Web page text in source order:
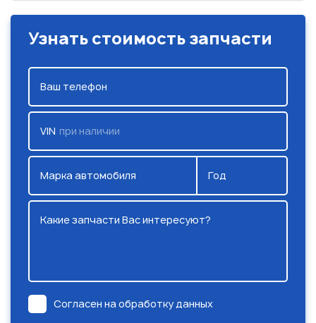
Узнать стоимость запчасти
Ваш телефон
VIN при наличии
Марка автомобиля Год
Какие запчасти Вас интересуют?
Согласен на обработку данных